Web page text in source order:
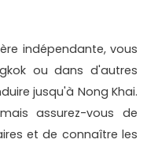
indépendante, vous
ou dans d'autres
jusqu'à Nong Khai.
assurez-vous de
et de connaître les